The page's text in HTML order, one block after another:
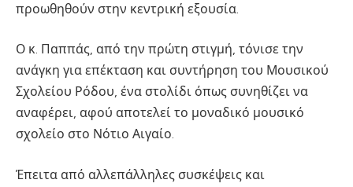
προωθηθούν στην κεντρική εξουσία.
Ο κ. Παππάς, από την πρώτη στιγμή, τόνισε την
ανάγκη για επέκταση και συντήρηση του Μουσικού
Σχολείου Ρόδου, ένα στολίδι όπως συνηθίζει να
αναφέρει, αφού αποτελεί το μοναδικό μουσικό
σχολείο στο Νότιο Αιγαίο.
Έπειτα από αλλεπάλληλες συσκέψεις και